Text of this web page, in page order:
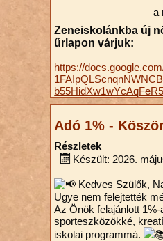
a
Zeneiskolánkba új
űrlapon várjuk:
https://
Adó 1% -
Részletek
Készült: 2026.
Kedves Szülők,
Ugye nem felejtették
Az Önök felajánlott
sporteszközökké,
iskolai programmá.